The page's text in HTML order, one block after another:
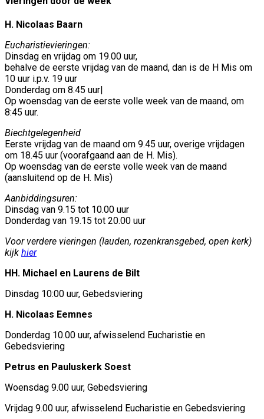
H. Nicolaas Baarn
Eucharistievieringen:
Dinsdag en vrijdag om 19.00 uur,
behalve de eerste vrijdag van de maand, dan is de H Mis om
10 uur i.p.v. 19 uur
Donderdag om 8.45 uur|
Op woensdag van de eerste volle week van de maand, om
8:45 uur.
Biechtgelegenheid
Eerste vrijdag van de maand om 9.45 uur, overige vrijdagen
om 18.45 uur (voorafgaand aan de H. Mis).
Op woensdag van de eerste volle week van de maand
(aansluitend op de H. Mis)
Aanbiddingsuren:
Dinsdag van 9.15 tot 10.00 uur
Donderdag van 19.15 tot 20.00 uur
Voor verdere vieringen (lauden, rozenkransgebed, open kerk)
kijk hier
HH. Michael en Laurens de Bilt
Dinsdag 10:00 uur, Gebedsviering
H. Nicolaas Eemnes
Donderdag 10.00 uur, afwisselend Eucharistie en
Gebedsviering
Petrus en Pauluskerk Soest
Woensdag 9.00 uur, Gebedsviering
Vrijdag 9.00 uur, afwisselend Eucharistie en Gebedsviering